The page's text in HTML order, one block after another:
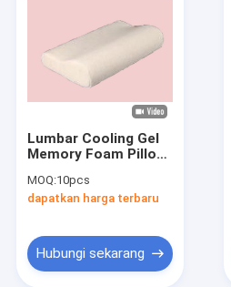
Lumbar Cooling Gel
Memory Foam Pillow
Dukungan Cushion
untuk Mobil
MOQ:10pcs
dapatkan harga terbaru
Hubungi sekarang